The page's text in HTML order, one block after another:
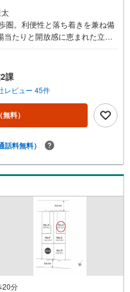
圏。利便性と落ち着きを兼ね備
たりと開放感に恵まれた立地
並みと安心の住まいづくり。※
ベッドや キッズスペースをご
お子様連れでも、安心してご
宅ローンのご相談などお気軽
ッフ25名でお客様がご覧になっ
用意しております。インターネ
可能です。 担当営業へご希望を
ご来社など、ご相談ください。
客様の希望に合わせた物件な
住まい探しは朝日土地建物
お任せください！
課
レビュー 45件
（無料）
話料無料）
20分